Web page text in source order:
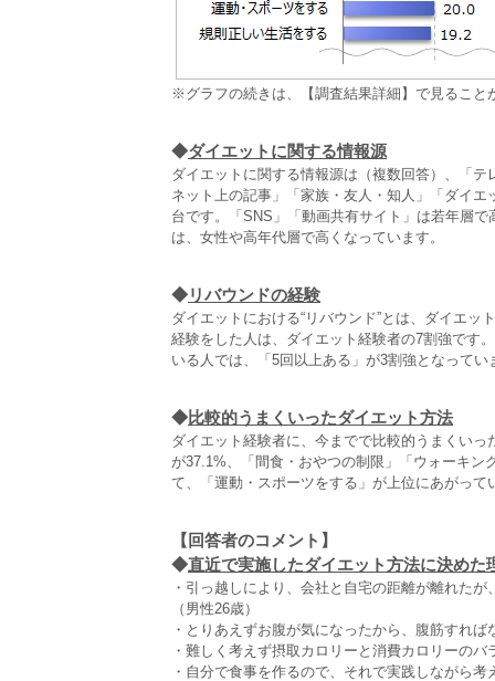
※グラフの続きは、【調査結果詳細】で見ること
◆ダイエットに関する情報源
ダイエットに関する情報源は（複数回答）、「
ネット上の記事」「家族・友人・知人」「ダイ
台です。「SNS」「動画共有サイト」は若年層
は、女性や高年代層で高くなっています。
◆リバウンドの経験
ダイエットにおける“リバウンド”とは、ダイエ
経験をした人は、ダイエット経験者の7割強です
いる人では、「5回以上ある」が3割強となってい
◆比較的うまくいったダイエット方法
ダイエット経験者に、今までで比較的うまくい
が37.1%、「間食・おやつの制限」「ウォーキ
て、「運動・スポーツをする」が上位にあがって
【回答者のコメント】
◆直近で実施したダイエット方法に決めた
・引っ越しにより、会社と自宅の距離が離れた
（男性26歳）
・とりあえずお腹が気になったから、腹筋すれ
・難しく考えず摂取カロリーと消費カロリーの
・自分で食事を作るので、それで実践しながら考